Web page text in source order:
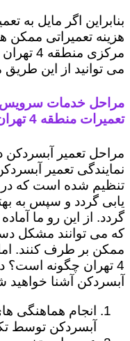
بنابراین اگر مایل به
هزینه تعمیراتی ممکن
مرکزی
می توانید از این
مراحل خدمات سرویس
تعمیرات منطقه 4 تهران
تنظیم شده است که در
یابی گردد و سپس به
گردد. از این رو ما
که می توانند مشکل
ممکن بر طرف کنند.
4 تهران چگونه است؟
آبسردکن آشنا خواهید
انجام هماهنگی
آبسردکن توسط